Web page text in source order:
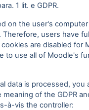
1 lit. e GDPR.
on the user's
Therefore, users have
are disabled for
to use all of Moodle's
data is processed, you
of the GDPR
à-vis the controller: